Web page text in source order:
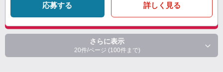
応募する 詳しく見る
さらに表示
20件/ページ (100件まで)